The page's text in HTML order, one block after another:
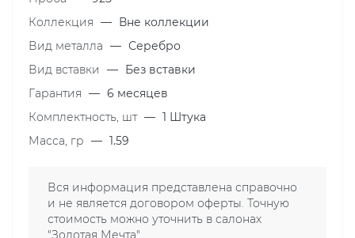
Коллекция — Вне коллекции
Вид металла — Серебро
Вид вставки
— Без вставки
Гарантия — 6 месяцев
Комплектность, шт — 1 Штука
Масса, гр — 1.59
Вся информация представлена справочно
и не является договором оферты. Точную
стоимость можно уточнить в салонах
"Золотая Мечта"